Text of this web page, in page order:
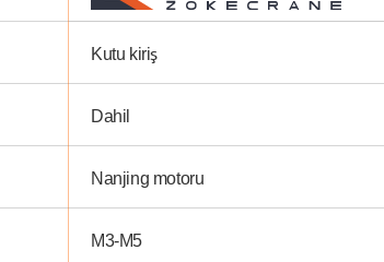
Kutu kiriş
Dahil
Nanjing motoru
M3-M5